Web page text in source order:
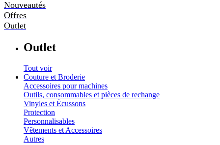
Nouveautés
Offres
Outlet
Outlet
Tout voir
Couture et Broderie
Accessoires pour machines
Outils, consommables et pièces de rechange
Vinyles et Écussons
Protection
Personnalisables
Vêtements et Accessoires
Autres